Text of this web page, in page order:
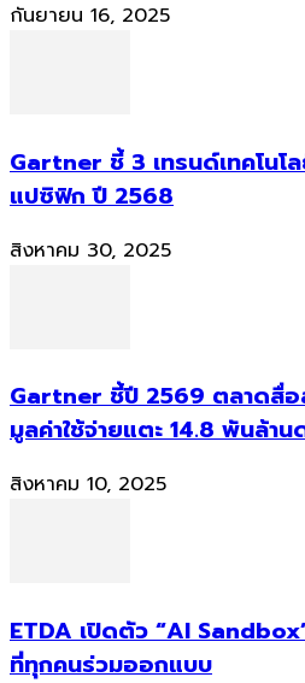
กันยายน 16, 2025
Gartner ชี้ 3 เทรนด์เทคโนโ
แปซิฟิก ปี 2568
สิงหาคม 30, 2025
Gartner ชี้ปี 2569 ตลาดสื่อ
มูลค่าใช้จ่ายแตะ 14.8 พันล้าน
สิงหาคม 10, 2025
ETDA เปิดตัว “AI
ที่ทุกคนร่วมออกแบบ